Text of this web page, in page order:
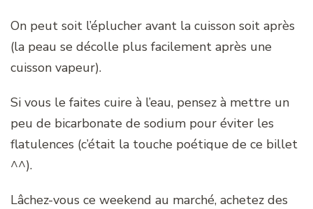
On peut soit l’éplucher avant la cuisson soit après
(la peau se décolle plus facilement après une
cuisson vapeur).
Si vous le faites cuire à l’eau, pensez à mettre un
peu de bicarbonate de sodium pour éviter les
flatulences (c’était la touche poétique de ce billet
^^).
Lâchez-vous ce weekend au marché, achetez des